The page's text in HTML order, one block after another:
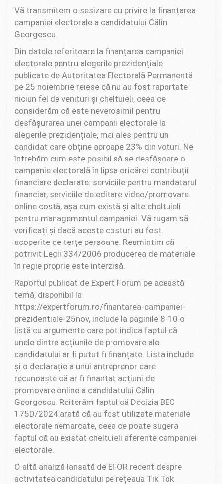
Vă transmitem o sesizare cu privire la finanțarea
campaniei electorale a candidatului Călin
Georgescu.
Din datele referitoare la finanțarea campaniei
electorale pentru alegerile prezidențiale
publicate de Autoritatea Electorală Permanentă
pe 25 noiembrie reiese că nu au fost raportate
niciun fel de venituri și cheltuieli, ceea ce
considerăm că este neverosimil pentru
desfășurarea unei campanii electorale la
alegerile prezidențiale, mai ales pentru un
candidat care obține aproape 23% din voturi. Ne
întrebăm cum este posibil să se desfășoare o
campanie electorală în lipsa oricărei contribuții
financiare declarate: serviciile pentru mandatarul
financiar, serviciile de editare video/promovare
online costă, așa cum există și alte cheltuieli
pentru managementul campaniei. Vă rugam să
verificați și dacă aceste costuri au fost
acoperite de terțe persoane. Reamintim că
potrivit Legii 334/2006 producerea de materiale
în regie proprie este interzisă.
Raportul publicat de Expert Forum pe această
temă, disponibil la
https://expertforum.ro/finantarea-campaniei-
prezidentiale-25nov, include la paginile 8-10 o
listă cu argumente care pot indica faptul că
unele dintre acțiunile de promovare ale
candidatului ar fi putut fi finanțate. Lista include
și o declarație a unui antreprenor care
recunoaște că ar fi finanțat acțiuni de
promovare online a candidatului Călin
Georgescu. Reiterăm faptul că Decizia BEC
175D/2024 arată că au fost utilizate materiale
electorale nemarcate, ceea ce poate sugera
faptul că au existat cheltuieli aferente campaniei
electorale.
O altă analiză lansată de EFOR recent despre
activitatea candidatului pe rețeaua Tik Tok